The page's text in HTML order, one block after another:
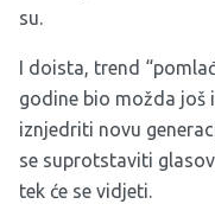
su.
I doista, trend
godine bio možda još
iznjedriti novu
se suprotstaviti
tek će se vidjeti.